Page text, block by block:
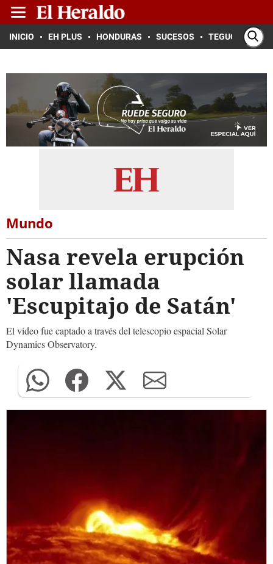
INICIO EH PLUS HONDURAS SUCESOS TEGUCIGALPA
Mundo
Nasa revela erupción
solar llamada
'Escupitajo de Satán'
El video fue captado a través del telescopio espacial Solar
Dynamics Observatory.